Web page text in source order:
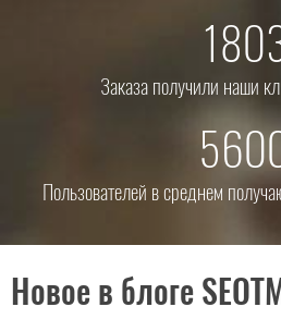
Заказа получили наши
Пользователей в среднем
Новое в блоге